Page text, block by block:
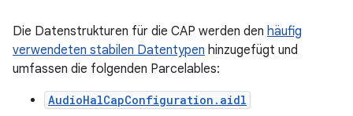
Die Datenstrukturen für die CAP werden den häufig
verwendeten stabilen Datentypen hinzugefügt und
umfassen die folgenden Parcelables:
AudioHalCapConfiguration.aidl